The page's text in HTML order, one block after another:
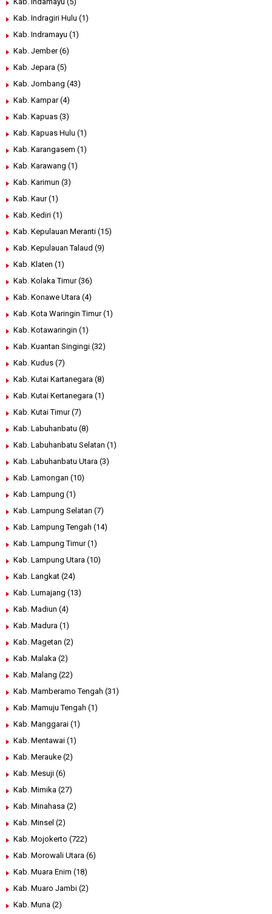
Kab. Indragiri Hulu (1)
Kab. Indramayu (1)
Kab. Jember (6)
Kab. Jepara (5)
Kab. Jombang (43)
Kab. Kampar (4)
Kab. Kapuas (3)
Kab. Kapuas Hulu (1)
Kab. Karangasem (1)
Kab. Karawang (1)
Kab. Karimun (3)
Kab. Kaur (1)
Kab. Kediri (1)
Kab. Kepulauan Meranti (15)
Kab. Kepulauan Talaud (9)
Kab. Klaten (1)
Kab. Kolaka Timur (36)
Kab. Konawe Utara (4)
Kab. Kota Waringin Timur (1)
Kab. Kotawaringin (1)
Kab. Kuantan Singingi (32)
Kab. Kudus (7)
Kab. Kutai Kartanegara (8)
Kab. Kutai Kertanegara (1)
Kab. Kutai Timur (7)
Kab. Labuhanbatu (8)
Kab. Labuhanbatu Selatan (1)
Kab. Labuhanbatu Utara (3)
Kab. Lamongan (10)
Kab. Lampung (1)
Kab. Lampung Selatan (7)
Kab. Lampung Tengah (14)
Kab. Lampung Timur (1)
Kab. Lampung Utara (10)
Kab. Langkat (24)
Kab. Lumajang (13)
Kab. Madiun (4)
Kab. Madura (1)
Kab. Magetan (2)
Kab. Malaka (2)
Kab. Malang (22)
Kab. Mamberamo Tengah (31)
Kab. Mamuju Tengah (1)
Kab. Manggarai (1)
Kab. Mentawai (1)
Kab. Merauke (2)
Kab. Mesuji (6)
Kab. Mimika (27)
Kab. Minahasa (2)
Kab. Minsel (2)
Kab. Mojokerto (722)
Kab. Morowali Utara (6)
Kab. Muara Enim (18)
Kab. Muaro Jambi (2)
Kab. Muna (2)